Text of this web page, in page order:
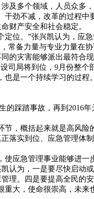
及多个领域，人员众多
劲不减，改革的过程
财产安全和社会稳定。
位。”张兴凯认为，
常备力量与专业力量
的灾害能够派出最符合
司局将到位，9月份整个
是一个持续学习的过
的踩踏事故，再到
，概括起来就是高风险
落实到位、应急管理
应急管理事业能够进一
认为，一是要尽快启
理。四是要提高全民的安
大，使命很崇高，未